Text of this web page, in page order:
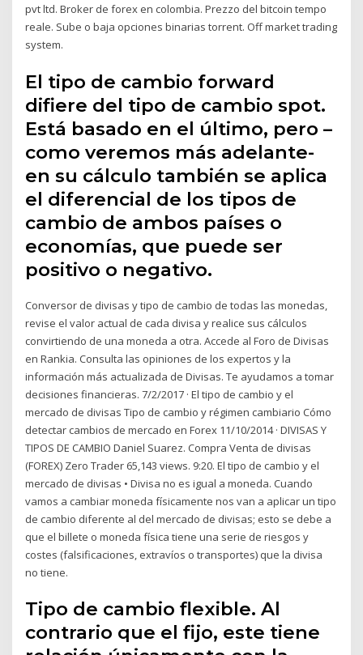
pvt ltd. Broker de forex en colombia. Prezzo del bitcoin tempo
reale. Sube o baja opciones binarias torrent. Off market trading
system.
El tipo de cambio forward
difiere del tipo de cambio spot.
Está basado en el último, pero –
como veremos más adelante-
en su cálculo también se aplica
el diferencial de los tipos de
cambio de ambos países o
economías, que puede ser
positivo o negativo.
Conversor de divisas y tipo de cambio de todas las monedas,
revise el valor actual de cada divisa y realice sus cálculos
convirtiendo de una moneda a otra. Accede al Foro de Divisas
en Rankia. Consulta las opiniones de los expertos y la
información más actualizada de Divisas. Te ayudamos a tomar
decisiones financieras. 7/2/2017 · El tipo de cambio y el
mercado de divisas Tipo de cambio y régimen cambiario Cómo
detectar cambios de mercado en Forex 11/10/2014 · DIVISAS Y
TIPOS DE CAMBIO Daniel Suarez. Compra Venta de divisas
(FOREX) Zero Trader 65,143 views. 9:20. El tipo de cambio y el
mercado de divisas • Divisa no es igual a moneda. Cuando
vamos a cambiar moneda físicamente nos van a aplicar un tipo
de cambio diferente al del mercado de divisas; esto se debe a
que el billete o moneda física tiene una serie de riesgos y
costes (falsificaciones, extravíos o transportes) que la divisa
no tiene.
Tipo de cambio flexible. Al
contrario que el fijo, este tiene